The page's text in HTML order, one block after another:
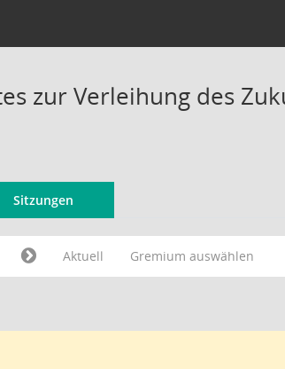
zur Verleihung des
Sitzungen
Aktuell Gremium auswählen